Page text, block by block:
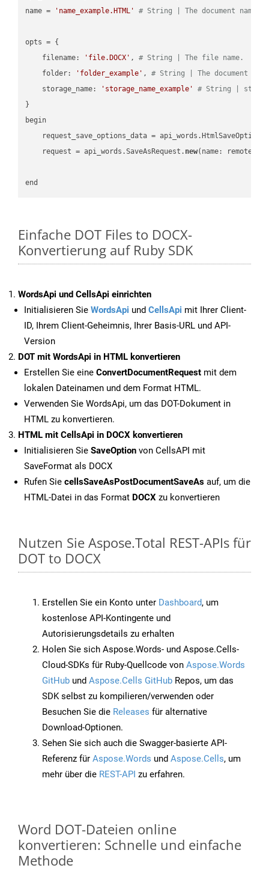
name =
'name_example.HTML' # String | The document name.
opts = {
    filename:
'file.DOCX' , # String | The file name.
    folder:
'folder_example' , # String | The document
    storage_name:
'storage_name_example'
# String |
}
begin
request_save_options_data =
    request = api_words.SaveAsRequest.
new(name:
Einfache DOT Files to DOCX-
Konvertierung auf Ruby SDK
WordsApi und CellsApi einrichten
Initialisieren Sie WordsApi und CellsApi mit Ihrer Client-
ID, Ihrem Client-Geheimnis, Ihrer Basis-URL und API-
Version
DOT mit WordsApi in HTML konvertieren
Erstellen Sie eine ConvertDocumentRequest mit dem
lokalen Dateinamen und dem Format HTML.
Verwenden Sie WordsApi, um das DOT-Dokument in
HTML zu konvertieren.
HTML mit CellsApi in DOCX konvertieren
Initialisieren Sie SaveOption von CellsAPI mit
SaveFormat als DOCX
Rufen Sie cellsSaveAsPostDocumentSaveAs auf, um die
HTML-Datei in das Format DOCX zu konvertieren
Nutzen Sie Aspose.Total REST-APIs für
DOT to DOCX
Erstellen Sie ein Konto unter Dashboard, um
kostenlose API-Kontingente und
Autorisierungsdetails zu erhalten
Holen Sie sich Aspose.Words- und Aspose.Cells-
Cloud-SDKs für Ruby-Quellcode von Aspose.Words
GitHub und Aspose.Cells GitHub Repos, um das
SDK selbst zu kompilieren/verwenden oder
Besuchen Sie die Releases für alternative
Download-Optionen.
Sehen Sie sich auch die Swagger-basierte API-
Referenz für Aspose.Words und Aspose.Cells, um
mehr über die REST-API zu erfahren.
Word DOT-Dateien online
konvertieren: Schnelle und einfache
Methode